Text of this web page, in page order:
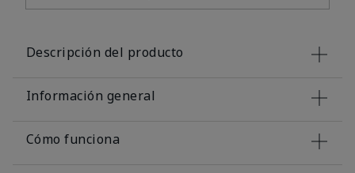
Descripción del producto
Información general
Cómo funciona